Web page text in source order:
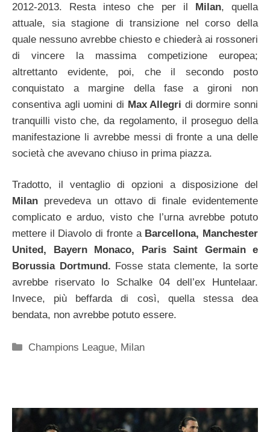
2012-2013. Resta inteso che per il Milan, quella
attuale, sia stagione di transizione nel corso della
quale nessuno avrebbe chiesto e chiederà ai rossoneri
di vincere la massima competizione europea;
altrettanto evidente, poi, che il secondo posto
conquistato a margine della fase a gironi non
consentiva agli uomini di Max Allegri di dormire sonni
tranquilli visto che, da regolamento, il proseguo della
manifestazione li avrebbe messi di fronte a una delle
società che avevano chiuso in prima piazza.
Tradotto, il ventaglio di opzioni a disposizione del
Milan prevedeva un ottavo di finale evidentemente
complicato e arduo, visto che l’urna avrebbe potuto
mettere il Diavolo di fronte a Barcellona, Manchester
United, Bayern Monaco, Paris Saint Germain e
Borussia Dortmund. Fosse stata clemente, la sorte
avrebbe riservato lo Schalke 04 dell’ex Huntelaar.
Invece, più beffarda di così, quella stessa dea
bendata, non avrebbe potuto essere.
Categorie
Champions League, Milan